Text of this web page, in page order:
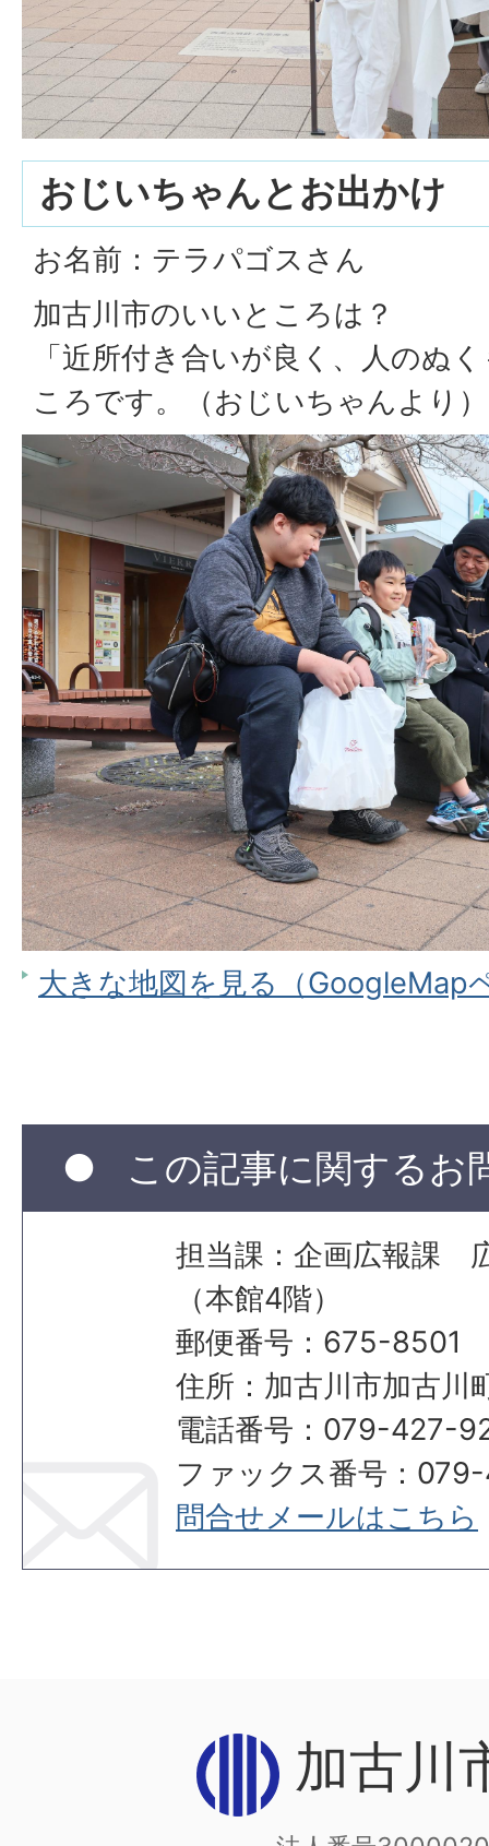
おじいちゃんとお出かけ
お名前：テラパゴスさん
加古川市のいいところは？
「近所付き合いが良く、人のぬ
ころです。（おじいちゃんより
大きな地図を見る（GoogleMap
この記事に関するお
担当課：企画広報課
（本館4階）
郵便番号：675-8501
住所：加古川市加古川
電話番号：079-427-
ファックス番号：
問合せメールはこちら
加古川